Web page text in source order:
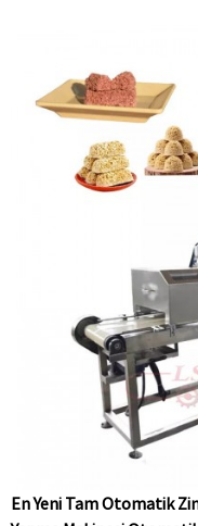
En Yeni Tam Otomatik